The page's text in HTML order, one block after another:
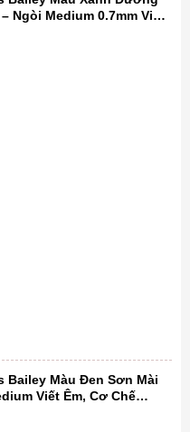
Ngòi Medium 0.7mm Viết
Kèm Hộp Quà
Bailey Màu Đen Sơn Mài
Viết Êm, Cơ Chế
Dễ Dàng Kèm Hộp